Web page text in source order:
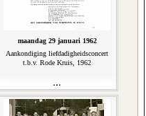
maandag 29 januari 1962
Aankondiging liefdadigheidsconcert
t.b.v. Rode Kruis, 1962